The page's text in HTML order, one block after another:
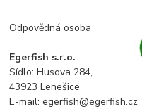
Odpovědná osoba
Egerfish s.r.o.
Sídlo: Husova 284,
43923 Lenešice
E-mail: egerfish@egerfish.cz